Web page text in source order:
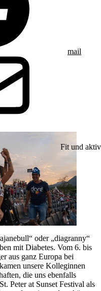
mail
Fit und aktiv
oder „diagranny“
mit Diabetes. Vom 6. bis
aus ganz Europa bei
unsere Kolleginnen
die uns ebenfalls
Peter at Sunset Festival als